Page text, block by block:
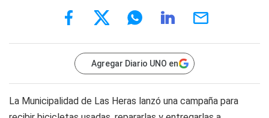
Agregar Diario UNO en
La Municipalidad de Las Heras lanzó una campaña para